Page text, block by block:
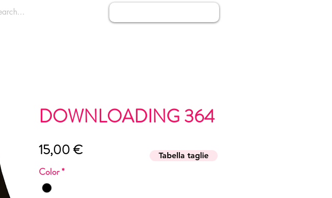
DOWNLOADING 364
15,00 €Prezzo
Color*
Tabella taglie